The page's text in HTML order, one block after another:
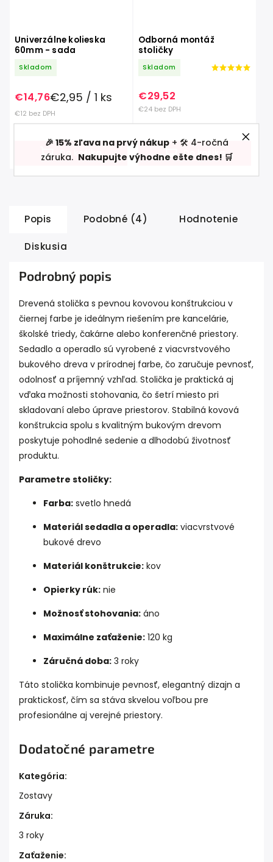
🎉 15% zľava na prvý nákup+ 🛠️ 4-ročná
záruka. Nakupujte výhodne ešte dnes! 🛒
Univerzálne kolieska
60mm - sada
Skladom
€12 bez DPH
€14,76€2,95 / 1 ks
Do košíka
Odborná montáž
stoličky
Skladom
€24 bez DPH
€29,52
Do košíka
Popis Podobné (4) Hodnotenie
Diskusia
Podrobný popis
Drevená stolička s pevnou kovovou konštrukciou v
čiernej farbe je ideálnym riešením pre kancelárie,
školské triedy, čakárne alebo konferenčné priestory.
Sedadlo a operadlo sú vyrobené z viacvrstvového
bukového dreva v prírodnej farbe, čo zaručuje pevnosť,
odolnosť a príjemný vzhľad. Stolička je praktická aj
vďaka možnosti stohovania, čo šetrí miesto pri
skladovaní alebo úprave priestorov. Stabilná kovová
konštrukcia spolu s kvalitným bukovým drevom
poskytuje pohodlné sedenie a dlhodobú životnosť
produktu.
Parametre stoličky:
Farba: svetlo hnedá
Materiál sedadla a operadla: viacvrstvové
bukové drevo
Materiál konštrukcie: kov
Opierky rúk: nie
Možnosť stohovania: áno
Maximálne zaťaženie: 120 kg
Záručná doba: 3 roky
Táto stolička kombinuje pevnosť, elegantný dizajn a
praktickosť, čím sa stáva skvelou voľbou pre
profesionálne aj verejné priestory.
Dodatočné parametre
Kategória:
Zostavy
Záruka:
3 roky
Zaťaženie: